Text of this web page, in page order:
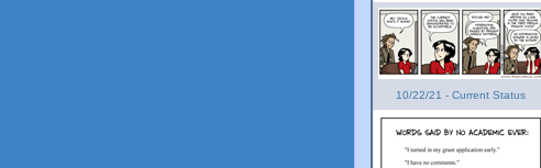
10/22/21 - Current Status